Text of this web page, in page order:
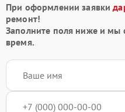
При оформлении заявки
ремонт!
Заполните поля ниже и мы
время.